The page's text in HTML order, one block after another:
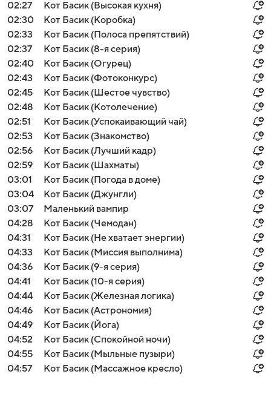
02:27
Кот Басик (Высокая кухня)
02:30
Кот Басик (Коробка)
02:33
Кот Басик (Полоса препятствий)
02:37
Кот Басик (8-я серия)
02:40
Кот Басик (Огурец)
02:43
Кот Басик (Фотоконкурс)
02:45
Кот Басик (Шестое чувство)
02:48
Кот Басик (Котолечение)
02:51
Кот Басик (Успокаивающий чай)
02:53
Кот Басик (Знакомство)
02:56
Кот Басик (Лучший кадр)
02:59
Кот Басик (Шахматы)
03:01
Кот Басик (Погода в доме)
03:04
Кот Басик (Джунгли)
03:07
Маленький вампир
04:28
Кот Басик (Чемодан)
04:31
Кот Басик (Не хватает энергии)
04:33
Кот Басик (Миссия выполнима)
04:36
Кот Басик (9-я серия)
04:41
Кот Басик (10-я серия)
04:44
Кот Басик (Железная логика)
04:46
Кот Басик (Астрономия)
04:49
Кот Басик (Йога)
04:52
Кот Басик (Спокойной ночи)
04:55
Кот Басик (Мыльные пузыри)
04:57
Кот Басик (Массажное кресло)